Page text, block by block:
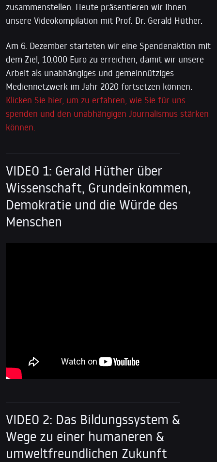
zusammenstellen. Heute präsentieren wir Ihnen
unsere Videokompilation mit Prof. Dr. Gerald Hüther.
Am 6. Dezember starteten wir eine Spendenaktion mit
dem Ziel, 10.000 Euro zu erreichen, damit wir unsere
Arbeit als unabhängiges und gemeinnütziges
Mediennetzwerk im Jahr 2020 fortsetzen können.
Klicken Sie hier, um zu erfahren, wie Sie für uns
spenden und den unabhängigen Journalismus stärken
können.
VIDEO 1: Gerald Hüther über
Wissenschaft, Grundeinkommen,
Demokratie und die Würde des
Menschen
VIDEO 2: Das Bildungssystem &
Wege zu einer humaneren &
umweltfreundlichen Zukunft